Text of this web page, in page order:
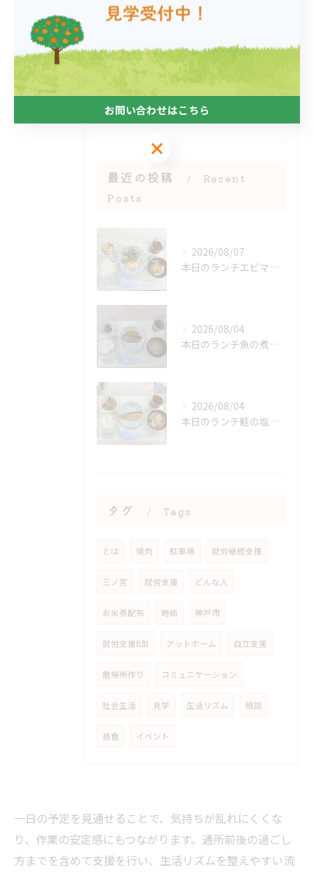
軽作業
知的障がい
三ノ宮の就労支援B型
精神障がい
最近の投稿
Recent
Posts
2026/08/07
本日のランチエビマヨ＆エビのアヒージョ
2026/08/04
本日のランチ魚の煮付け
2026/08/04
本日のランチ鮭の塩焼き
タグ Tags
とは 焼肉 駐車場 就労継続支援
三ノ宮 就労支援 どんな人
お米券配布 時給 神戸市
就労支援B型 アットホーム 自立支援
居場所作り コミュニケーション
社会生活 見学 生活リズム 相談
昼食 イベント
一日の予定を見通せることで、気持ちが乱れにくくな
り、作業の安定感にもつながります。通所前後の過ごし
方までを含めて支援を行い、生活リズムを整えやすい流
お問い合わせはこちら
お問い合わせはこちら